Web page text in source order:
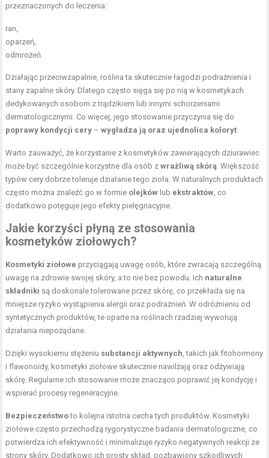
przeznaczonych do leczenia:
ran,
oparzeń,
odmrożeń.
Działając przeciwzapalnie, roślina ta skutecznie łagodzi podrażnienia i
stany zapalne skóry. Dlatego często sięga się po nią w kosmetykach
dedykowanych osobom z trądzikiem lub innymi schorzeniami
dermatologicznymi. Co więcej, jego stosowanie przyczynia się do
poprawy kondycji cery –wygładza ją oraz ujednolica koloryt
Warto zauważyć, że korzystanie z kosmetyków zawierających dziurawiec
może być szczególnie korzystne dla osób zwrażliwą skórą . Większość
typów cery dobrze toleruje działanie tego zioła. W naturalnych produktach
często można znaleźć go w formie olejków lub ekstraktów , co
dodatkowo potęguje jego efekty pielęgnacyjne.
Jakie korzyści płyną ze stosowania
kosmetyków ziołowych?
Kosmetyki ziołowe przyciągają uwagę osób, które zwracają szczególną
uwagę na zdrowie swojej skóry, a to nie bez powodu. Ich naturalne
składniki są doskonale tolerowane przez skórę, co przekłada się na
mniejsze ryzyko wystąpienia alergii oraz podrażnień. W odróżnieniu od
syntetycznych produktów, te oparte na roślinach rzadziej wywołują
działania niepożądane.
Dzięki wysokiemu stężeniu substancji aktywnych , takich jak fitohormony
i flawonoidy, kosmetyki ziołowe skutecznie nawilżają oraz odżywiają
skórę. Regularne ich stosowanie może znacząco poprawić jej kondycję i
wspierać procesy regeneracyjne.
Bezpieczeństwoto kolejna istotna cecha tych produktów. Kosmetyki
ziołowe często przechodzą rygorystyczne badania dermatologiczne, co
potwierdza ich efektywność i minimalizuje ryzyko negatywnych reakcji ze
strony skóry. Dodatkowo ich prosty skład, pozbawiony szkodliwych